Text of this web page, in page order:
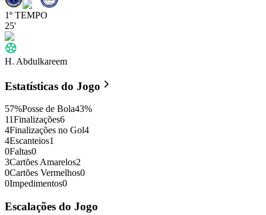
1º TEMPO
25'
H. Abdulkareem
Estatísticas do Jogo
57%Posse de Bola43%
11Finalizações6
4Finalizações no Gol4
4Escanteios1
0Faltas0
3Cartões Amarelos2
0Cartões Vermelhos0
0Impedimentos0
Escalações do Jogo